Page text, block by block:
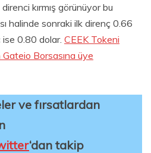
kırmış görünüyor bu
halinde sonraki ilk direnç 0.66
0.80 dolar. CEEK Tokeni
Borsasına üye
ve fırsatlardan
‘dan takip